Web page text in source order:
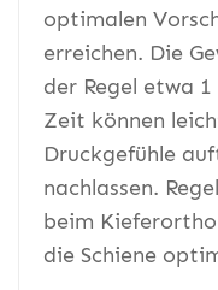
optimalen
erreichen. Die
der Regel etwa
Zeit können
Druckgefühle
nachlassen.
beim
die Schiene